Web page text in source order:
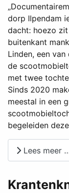
dorp Ilpendam
dacht: hoezo zit
buitenkant
Linden, een
de
met twee
Sinds 2020
meestal in een
begeleiden
Lees meer